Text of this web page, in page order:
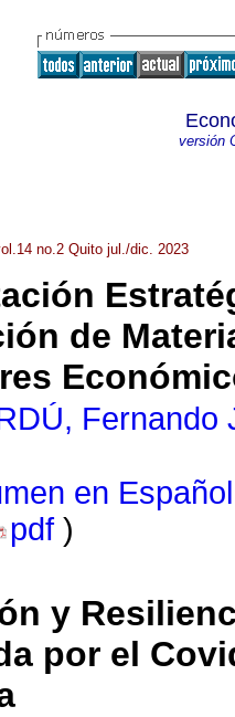
versión
no.2 Quito jul./dic. 2023
de
Fernando
en Español
pdf )
y
por el